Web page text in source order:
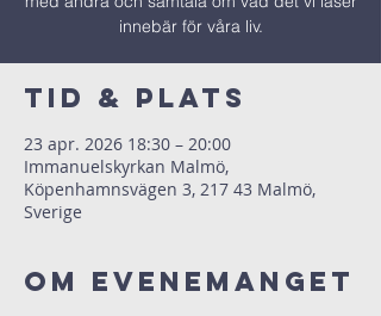
innebär för våra liv.
Tid & Plats
23 apr. 2026 18:30 – 20:00
Immanuelskyrkan Malmö,
Köpenhamnsvägen 3, 217 43 Malmö,
Sverige
Om evenemanget